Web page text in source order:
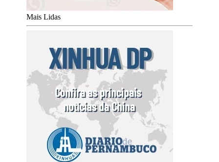
Mais Lidas